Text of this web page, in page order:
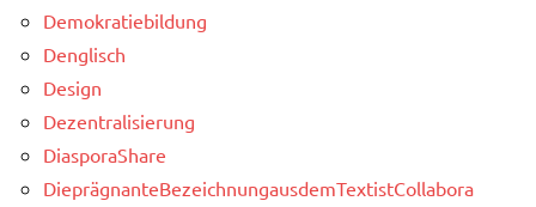
Demokratiebildung
Denglisch
Design
Dezentralisierung
DiasporaShare
DieprägnanteBezeichnungausdemTextistCollabora